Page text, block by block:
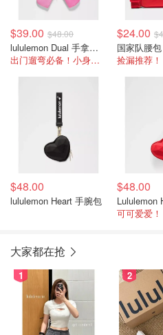
$39.00 $48.00
lululemon Dual 手拿双袋包
出门遛弯必备！小身材大容量
$24.00
国家队腰
捡漏推荐！
$48.00
lululemon Heart 手腕包
$48.00
可可爱爱！
大家都在抢
1 2